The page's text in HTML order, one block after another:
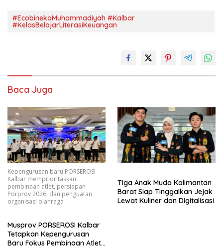
#EcobinekaMuhammadiyah #Kalbar
#KelasBelajarLiterasiKeuangan
Baca Juga
Kepengurusan baru PORSEROSI
Kalbar memprioritaskan
pembinaan atlet, persiapan
Porprov 2026, dan penguatan
organisasi olahraga
Musprov PORSEROSI Kalbar
Tetapkan Kepengurusan
Baru Fokus Pembinaan Atlet
Tiga Anak Muda Kalimantan
Barat Siap Tinggalkan Jejak
Lewat Kuliner dan Digitalisasi